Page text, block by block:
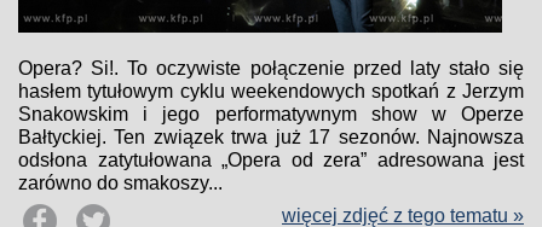
Opera? Si!. To oczywiste połączenie przed laty stało się
hasłem tytułowym cyklu weekendowych spotkań z Jerzym
Snakowskim i jego performatywnym show w Operze
Bałtyckiej. Ten związek trwa już 17 sezonów. Najnowsza
odsłona zatytułowana „Opera od zera” adresowana jest
zarówno do smakoszy...
więcej zdjęć z tego tematu »